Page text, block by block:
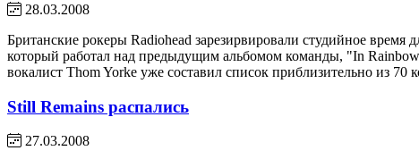
28.03.2008
Британские рокеры Radiohead зарезирвировали студийное
который работал над предыдущим альбомом команды, "In
вокалист Thom Yorke уже составил список приблизительно из
Still Remains распались
27.03.2008